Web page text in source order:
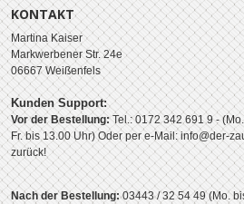
KONTAKT
Martina Kaiser
Markwerbener Str. 24e
06667 Weißenfels
Kunden Support:
Vor der Bestellung:Tel.: 0172 342 691 9 -
Fr. bis 13.00 Uhr)Oder per e-Mail: info@der-
zurück!
Nach der Bestellung:03443 / 32 54 49 (Mo.